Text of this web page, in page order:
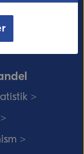
kommuner
>
>
>